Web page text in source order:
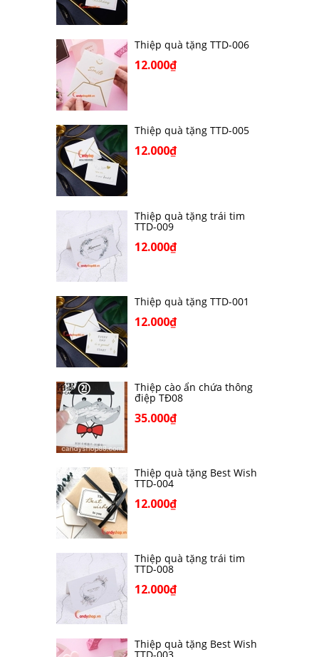
Thiệp quà tặng TTD-006
12.000₫
Thiệp quà tặng TTD-005
12.000₫
Thiệp quà tặng trái tim
TTD-009
12.000₫
Thiệp quà tặng TTD-001
12.000₫
Thiệp cào ẩn chứa thông
điệp TĐ08
35.000₫
Thiệp quà tặng Best Wish
TTD-004
12.000₫
Thiệp quà tặng trái tim
TTD-008
12.000₫
Thiệp quà tặng Best Wish